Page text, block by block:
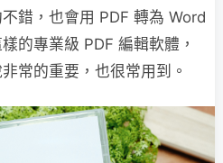
錯，也會用 PDF 轉為 Word
的專業級 PDF 編輯軟體，
常的重要，也很常用到。